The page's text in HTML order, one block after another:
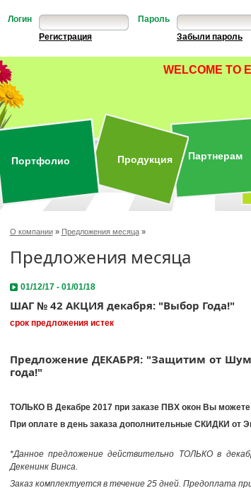
Логин
Регистрация
Пароль
Забыли пароль
WELCOME TO
Портфолио Продукция Партнерам
О компании» Предложения месяца»
Предложения месяца
01/12/17 - 01/01/18
ШАГ № 42 АКЦИЯ декабря: "Выбор Года!"
срок предложения истек
Предложение ДЕКАБРЯ: "Защитим от
года!"
ТОЛЬКО В Декабре 2017 при заказе ПВХ окон Вы
При оплате в день заказа дополнительные СКИДКИ от
*Данное предложение действительно ТОЛЬКО в
Декенинк Винса.
Заказ комплектуется в течение 25 дней. Предоплата